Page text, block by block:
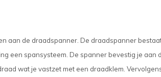
aan de draadspanner. De draadspanner
een spansysteem. De spanner bevestig je aan
wat je vastzet met een draadklem.